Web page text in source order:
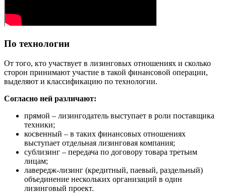
По технологии
От того, кто участвует в лизинговых отношениях и сколько
сторон принимают участие в такой финансовой операции,
выделяют и классификацию по технологии.
Согласно ней различают:
прямой – лизингодатель выступает в роли поставщика
техники;
косвенный – в таких финансовых отношениях
выступает отдельная лизинговая компания;
сублизинг – передача по договору товара третьим
лицам;
лавередж-лизинг (кредитный, паевый, раздельный)
объединение нескольких организаций в один
лизинговый проект.